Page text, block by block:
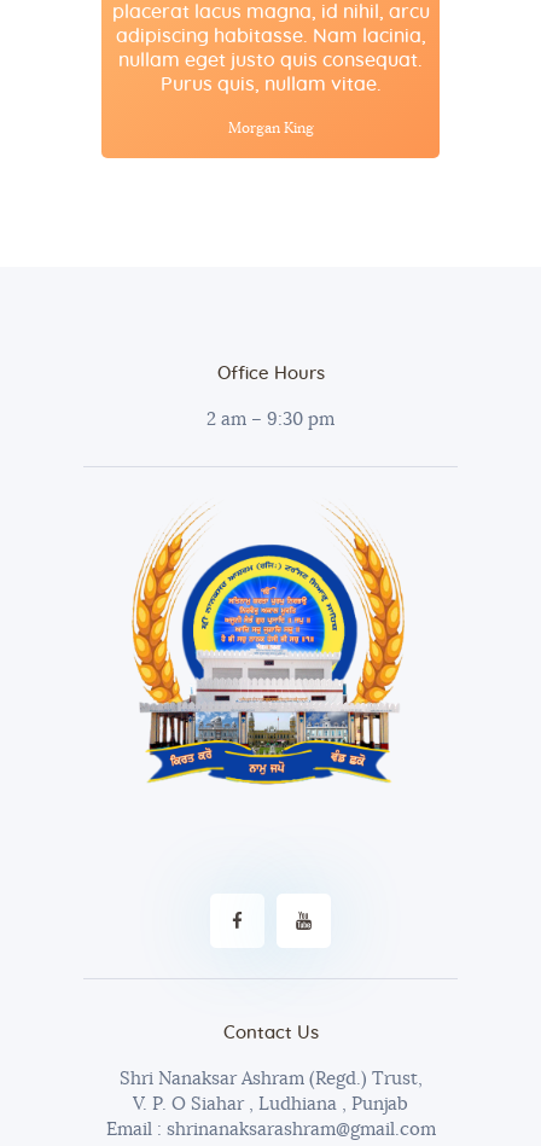
placerat lacus magna, id nihil, arcu
adipiscing habitasse. Nam lacinia,
nullam eget justo quis consequat.
Purus quis, nullam vitae.
Morgan King
Office Hours
2 am – 9:30 pm
Contact Us
Shri Nanaksar Ashram (Regd.) Trust,
V. P. O Siahar , Ludhiana , Punjab
Email : shrinanaksarashram@gmail.com